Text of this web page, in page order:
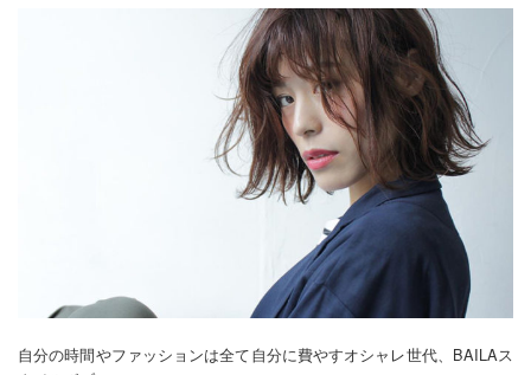
自分の時間やファッションは全て自分に費やすオシャレ世代、BAILAス